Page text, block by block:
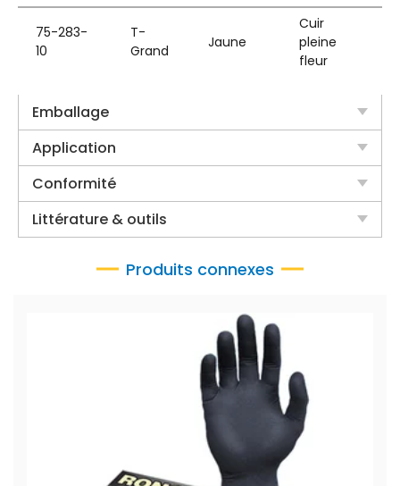
75-283-
10
T-
Grand
Jaune
Cuir
pleine
fleur
Emballage
Application
Conformité
Littérature & outils
Produits connexes